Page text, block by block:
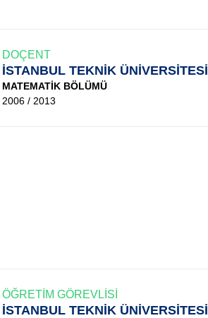
DOÇENT
İSTANBUL TEKNİK ÜNİVERSİTESİ
MATEMATİK BÖLÜMÜ
2006 / 2013
ÖĞRETİM GÖREVLİSİ
İSTANBUL TEKNİK ÜNİVERSİTESİ